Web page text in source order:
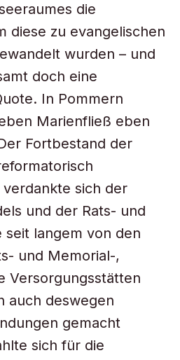
die
diese zu evangelischen
wurden – und
doch eine
In Pommern
Marienfließ eben
Fortbestand der
sich der
und der Rats- und
seit langem von den
und Memorial-,
Versorgungsstätten
auch deswegen
gemacht
sich für die